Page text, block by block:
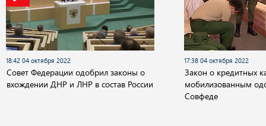
18:42 04 октября 2022
Совет Федерации одобрил законы о
вхождении ДНР и ЛНР в состав России
17:38 04 октября 2022
Закон о кредитных
мобилизованным
Совфеде